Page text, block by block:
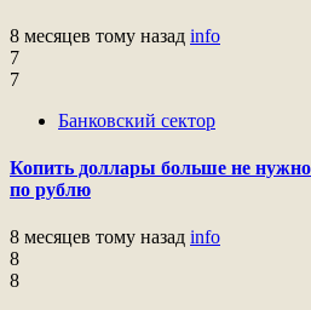
8 месяцев тому назад info
7
7
Банковский сектор
Копить доллары больше не
по рублю
8 месяцев тому назад info
8
8